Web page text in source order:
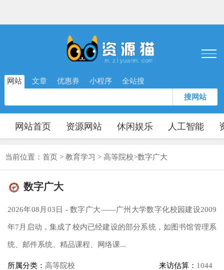
网站 文章 优惠券 小程序 全站搜
搜网站
网站首页 资源网站 休闲娱乐 人工智能
当前位置： 首页 > 教育学习 > 高等院校>数字广大
数字广大
2026年08月03日 - 数字广大——广州大学数字化校园建设2009
年7月启动，集成了校内已经建设的部分系统，如图书馆管理系
统、邮件系统、精品课程、网络课...
所属分类： 高等院校 来访估算： 1044